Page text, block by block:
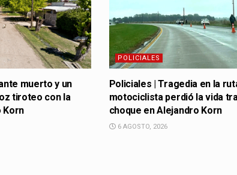
muerto y un
tiroteo con la
Korn
POLICIALES
Policiales | Tragedia en la
motociclista perdió la vida
choque en Alejandro Korn
6 AGOSTO, 2026